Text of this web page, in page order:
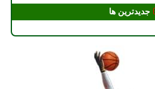
جدیدترین ها